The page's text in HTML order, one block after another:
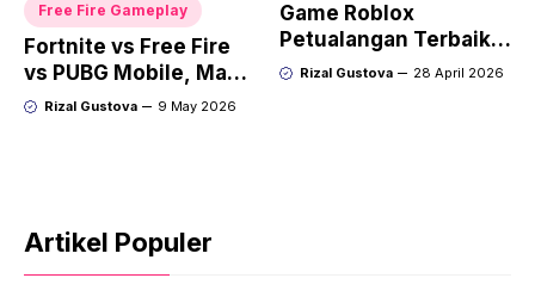
Free Fire Gameplay
Fortnite vs Free Fire
vs PUBG Mobile, Mana
Terbaik?
Rizal Gustova 9 May 2026
Game Roblox
Petualangan Terbaik
dan Seru yang Wajib
Rizal Gustova 28 April 2026
Artikel Populer